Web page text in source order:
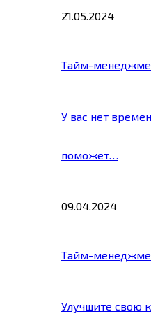
21.05.2024
Тайм-
У вас нет
поможет…
09.04.2024
Тайм-
Улучшите свою